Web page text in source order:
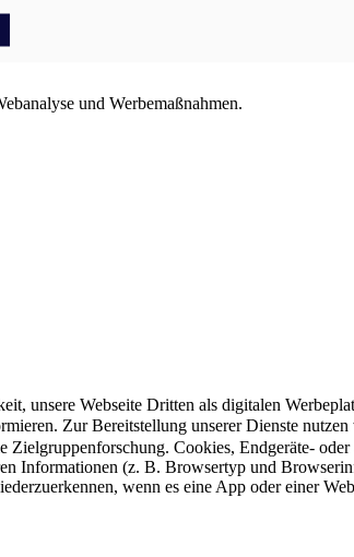
und Werbemaßnahmen.
unsere Webseite Dritten als digitalen
Zur Bereitstellung unserer Dienste
Cookies, Endgeräte-
Informationen (z. B. Browsertyp und
wenn es eine App oder einer